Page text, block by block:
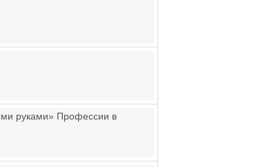
руками» Профессии в